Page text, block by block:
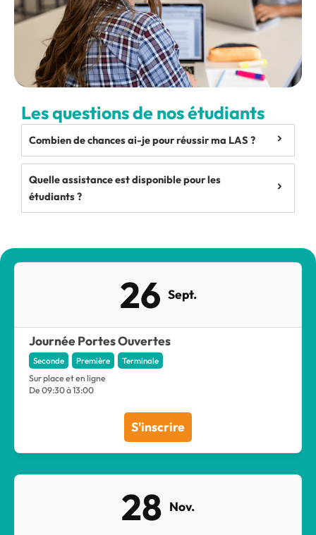
Les questions de nos étudiants
Combien de chances ai-je pour réussir ma LAS ?
Quelle assistance est disponible pour les
étudiants ?
26 Sept.
Journée Portes Ouvertes
Seconde Première
Terminale
Sur place et en ligne
De 09:30 à 13:00
S'inscrire
28 Nov.